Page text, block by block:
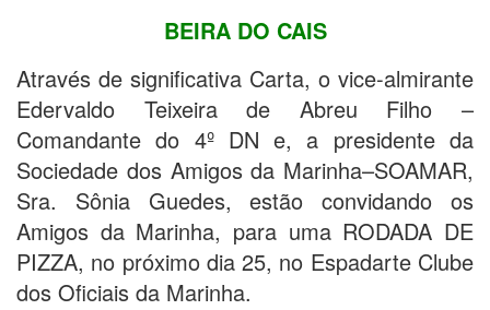
BEIRA DO CAIS
Através de significativa Carta, o vice-almirante
Edervaldo Teixeira de Abreu Filho –
Comandante do 4º DN e, a presidente da
Sociedade dos Amigos da Marinha–SOAMAR,
Sra. Sônia Guedes, estão convidando os
Amigos da Marinha, para uma RODADA DE
PIZZA, no próximo dia 25, no Espadarte Clube
dos Oficiais da Marinha.